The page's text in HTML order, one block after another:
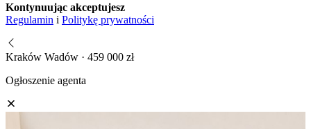
Kontynuując akceptujesz
Regulamin i Politykę prywatności
Kraków Wadów · 459 000 zł
Ogłoszenie agenta